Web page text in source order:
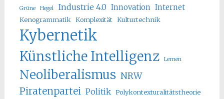
Grüne Hegel Industrie 4.0 Innovation Internet
Kenogrammatik Komplexität Kulturtechnik
Kybernetik
Künstliche Intelligenz Lernen
Neoliberalismus NRW
Piratenpartei Politik Polykontexturalitätstheorie